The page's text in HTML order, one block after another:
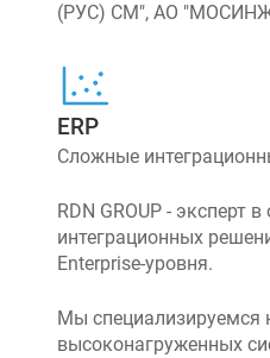
(РУС) СМ", АО
ERP
Сложные
RDN GROUP - эксперт
интеграционных
Enterprise-уровня.
Мы специализируемся
высоконагруженных